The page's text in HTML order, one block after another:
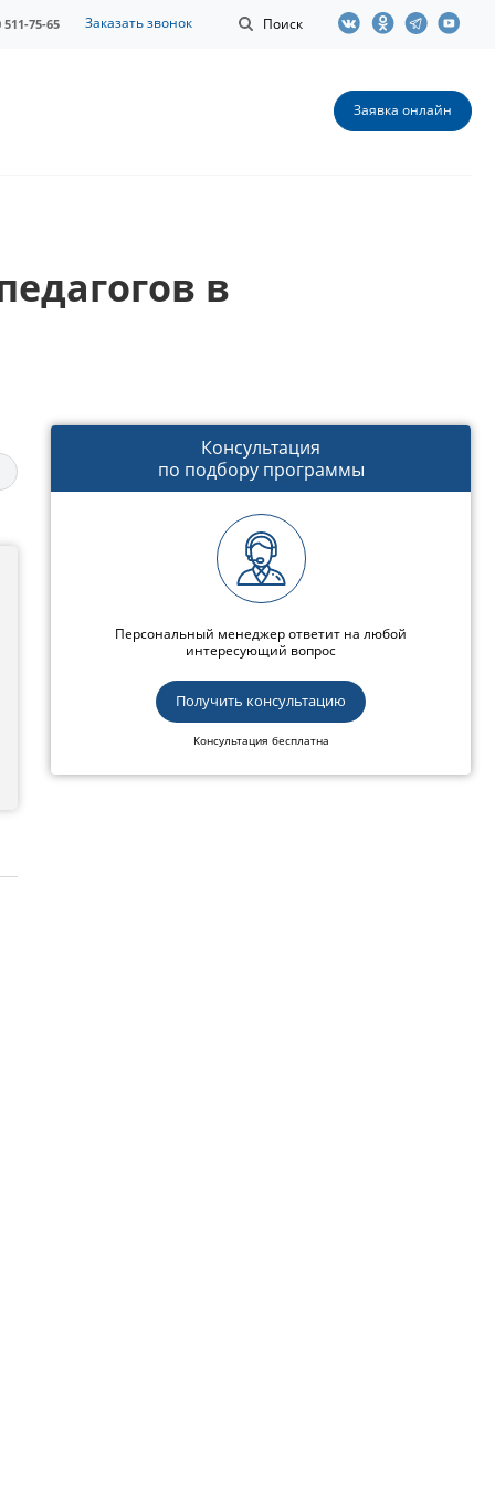
Поиск
511-75-65 Заказать звонок
Заявка онлайн
в
Консультация
по подбору программы
Персональный менеджер ответит на любой
интересующий вопрос
Получить консультацию
Консультация бесплатна